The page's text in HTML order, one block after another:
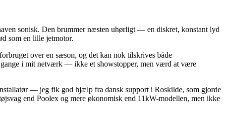
sonisk. Den brummer næsten uhørligt — en diskret, konstant lyd
som en lille jetmotor.
over en sæson, og det kan nok tilskrives både
gange i mit netværk — ikke et showstopper, men værd at være
— jeg fik god hjælp fra dansk support i Roskilde, som gjorde
end Poolex og mere økonomisk end 11kW-modellen, men ikke